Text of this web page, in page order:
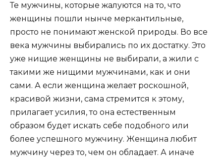
Те мужчины, которые жалуются на то, что
женщины пошли нынче меркантильные,
просто не понимают женской природы. Во все
века мужчины выбирались по их достатку. Это
уже нищие женщины не выбирали, а жили с
такими же нищими мужчинами, как и они
сами. А если женщина желает роскошной,
красивой жизни, сама стремится к этому,
прилагает усилия, то она естественным
образом будет искать себе подобного или
более успешного мужчину. Женщина любит
мужчину через то, чем он обладает. А иначе